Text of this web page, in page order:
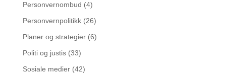
Personvernombud (4)
Personvernpolitikk(26)
Planer og strategier(6)
Politi og justis(33)
Sosiale medier(42)